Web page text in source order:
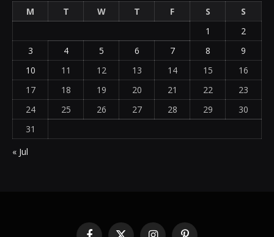
M
T W T F S
S
1
2
3
4 5 6 7 8
9
10
11 12 13 14 15
16
17
18 19 20 21 22
23
24
25 26 27 28 29
30
31
« Jul